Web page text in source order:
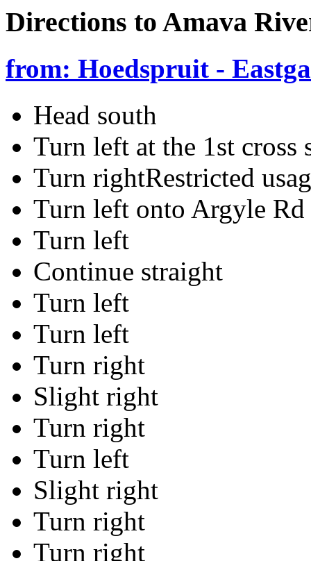
Directions to Amava
from: Hoedspruit -
Head south
Turn left at the 1st cross
Turn rightRestricted
Turn left onto Argyle Rd
Turn left
Continue straight
Turn left
Turn left
Turn right
Slight right
Turn right
Turn left
Slight right
Turn right
Turn right